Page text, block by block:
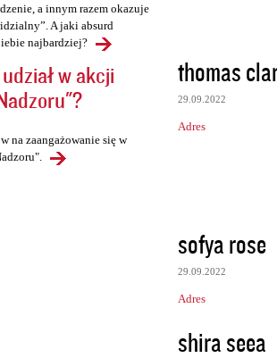
a innym razem okazuje
A jaki absurd
najbardziej?
w akcji
na zaangażowanie się w
thomas
29.09.2022
Adres
sofya rose
29.09.2022
Adres
shira seea